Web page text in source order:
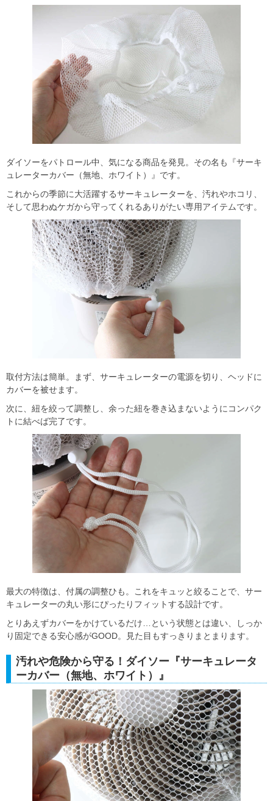
ダイソーをパトロール中、気になる商品を発見。その名も『サーキ
ュレーターカバー（無地、ホワイト）』です。
これからの季節に大活躍するサーキュレーターを、汚れやホコリ、
そして思わぬケガから守ってくれるありがたい専用アイテムです。
取付方法は簡単。まず、サーキュレーターの電源を切り、ヘッドに
カバーを被せます。
次に、紐を絞って調整し、余った紐を巻き込まないようにコンパク
トに結べば完了です。
最大の特徴は、付属の調整ひも。これをキュッと絞ることで、サー
キュレーターの丸い形にぴったりフィットする設計です。
とりあえずカバーをかけているだけ…という状態とは違い、しっか
り固定できる安心感がGOOD。見た目もすっきりまとまります。
汚れや危険から守る！ダイソー『サーキュレータ
ーカバー（無地、ホワイト）』